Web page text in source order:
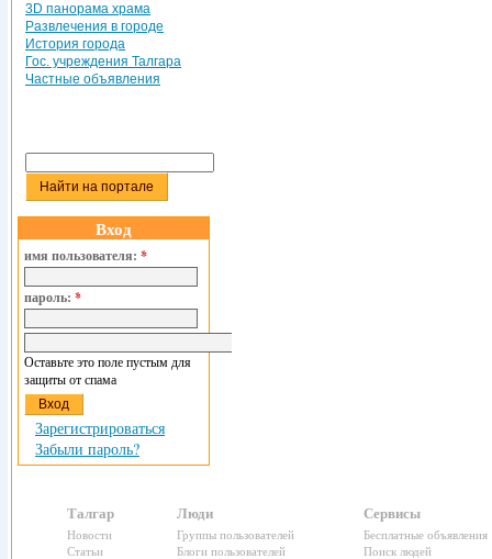
3D панорама храма
Развлечения в городе
История города
Гос. учреждения Талгара
Частные объявления
Вход
имя пользователя: *
пароль: *
Оставьте это поле пустым для
защиты от спама
Зарегистрироваться
Забыли пароль?
Талгар
Новости
Статьи
Люди
Группы пользователей
Блоги пользователей
Сервисы
Бесплатные объявления
Поиск людей